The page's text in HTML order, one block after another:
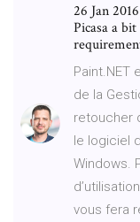
26 Jan
Picasa a
Paint.NET
de la
retoucher
le logiciel
Windows.
vous fera